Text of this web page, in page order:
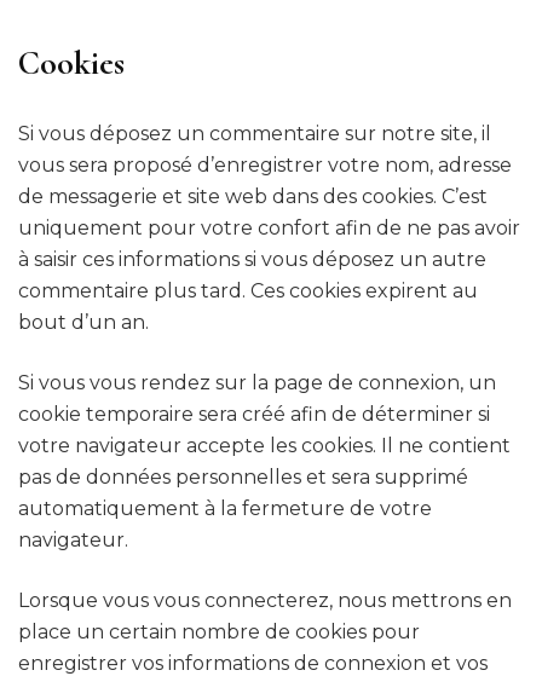
Cookies
Si vous déposez un commentaire sur notre site, il
vous sera proposé d’enregistrer votre nom, adresse
de messagerie et site web dans des cookies. C’est
uniquement pour votre confort afin de ne pas avoir
à saisir ces informations si vous déposez un autre
commentaire plus tard. Ces cookies expirent au
bout d’un an.
Si vous vous rendez sur la page de connexion, un
cookie temporaire sera créé afin de déterminer si
votre navigateur accepte les cookies. Il ne contient
pas de données personnelles et sera supprimé
automatiquement à la fermeture de votre
navigateur.
Lorsque vous vous connecterez, nous mettrons en
place un certain nombre de cookies pour
enregistrer vos informations de connexion et vos